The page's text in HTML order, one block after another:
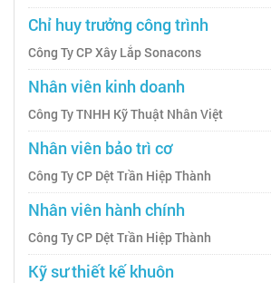
Chỉ huy trưởng công trình
Công Ty CP Xây Lắp Sonacons
Nhân viên kinh doanh
Công Ty TNHH Kỹ Thuật Nhân Việt
Nhân viên bảo trì cơ
Công Ty CP Dệt Trần Hiệp Thành
Nhân viên hành chính
Công Ty CP Dệt Trần Hiệp Thành
Kỹ sư thiết kế khuôn